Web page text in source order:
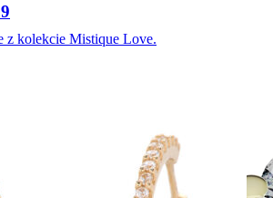
z kolekcie Mistique Love.